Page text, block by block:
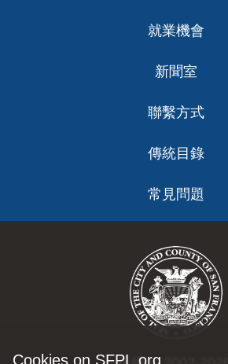
Cookies on SFPL.org
就業機會
新聞室
聯繫方式
傳統目錄
常見問題